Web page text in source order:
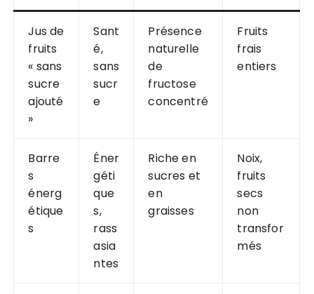
Jus de
fruits
« sans
sucre
ajouté
»
Sant
é,
sans
sucr
e
Présence
naturelle
de
fructose
concentré
Fruits
frais
entiers
Barre
s
énerg
étique
s
Éner
géti
que
s,
rass
asia
ntes
Riche en
sucres et
en
graisses
Noix,
fruits
secs
non
transfor
més